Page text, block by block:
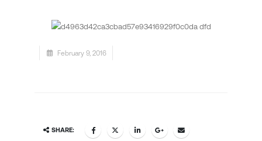
February 9, 2016
SHARE: